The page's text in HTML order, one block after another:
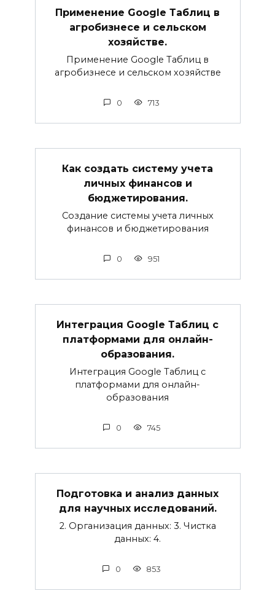
Применение Google Таблиц в
агробизнесе и сельском
хозяйстве.
Применение Google Таблиц в
агробизнесе и сельском хозяйстве
0 713
Как создать систему учета
личных финансов и
бюджетирования.
Создание системы учета личных
финансов и бюджетирования
0 951
Интеграция Google Таблиц с
платформами для онлайн-
образования.
Интеграция Google Таблиц с
платформами для онлайн-
образования
0 745
Подготовка и анализ данных
для научных исследований.
2. Организация данных: 3. Чистка
данных: 4.
0 853